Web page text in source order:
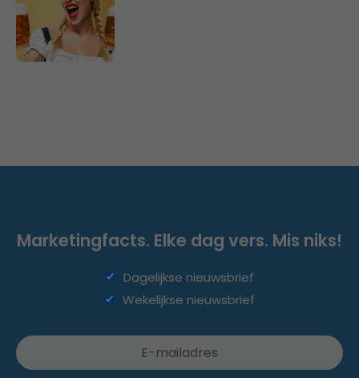
Marketingfacts. Elke dag vers. Mis niks!
Dagelijkse nieuwsbrief
Wekelijkse nieuwsbrief